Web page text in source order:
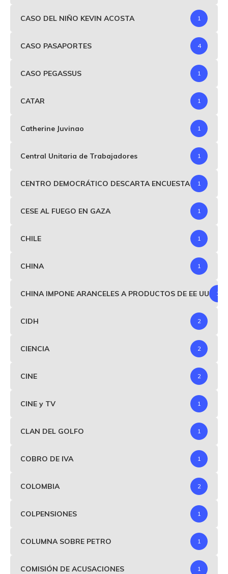
CASO DEL NIÑO KEVIN ACOSTA 1
CASO PASAPORTES 4
CASO PEGASSUS 1
CATAR 1
Catherine Juvinao 1
Central Unitaria de Trabajadores 1
CENTRO DEMOCRÁTICO DESCARTA ENCUESTA 1
CESE AL FUEGO EN GAZA 1
CHILE 1
CHINA 1
CHINA IMPONE ARANCELES A PRODUCTOS DE EE UU 1
CIDH 2
CIENCIA 2
CINE 2
CINE y TV 1
CLAN DEL GOLFO 1
COBRO DE IVA 1
COLOMBIA 2
COLPENSIONES 1
COLUMNA SOBRE PETRO 1
COMISIÓN DE ACUSACIONES 1